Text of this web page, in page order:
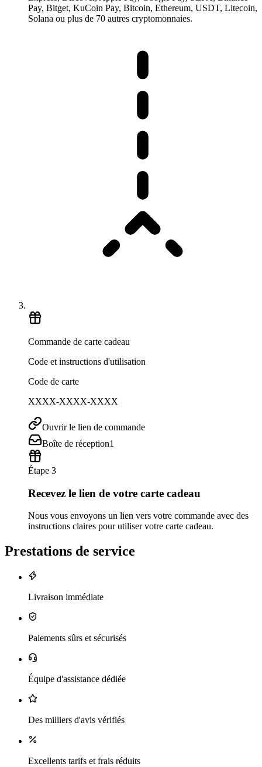
Pay, Bitget, KuCoin Pay, Bitcoin, Ethereum, USDT, Litecoin,
Solana ou plus de 70 autres cryptomonnaies.
Commande de carte cadeau
Code et instructions d'utilisation
Code de carte
XXXX-XXXX-XXXX
Ouvrir le lien de commande
Boîte de réception1
Étape 3
Recevez le lien de votre carte cadeau
Nous vous envoyons un lien vers votre commande avec des
instructions claires pour utiliser votre carte cadeau.
Prestations de service
Livraison immédiate
Paiements sûrs et sécurisés
Équipe d'assistance dédiée
Des milliers d'avis vérifiés
Excellents tarifs et frais réduits